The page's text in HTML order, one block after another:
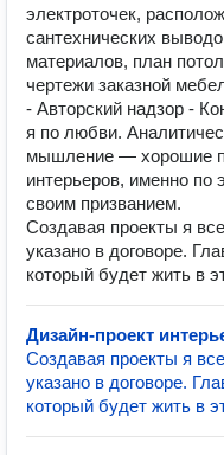
электроточек,
сантехнических
материалов, план
чертежи заказной
- Авторский надзор -
я по любви.
мышление — хорошие
интерьеров, именно
своим призванием.
Создавая проекты я
указано в договоре.
который будет жить в
Дизайн-проект
Создавая проекты я
указано в договоре.
который будет жить в